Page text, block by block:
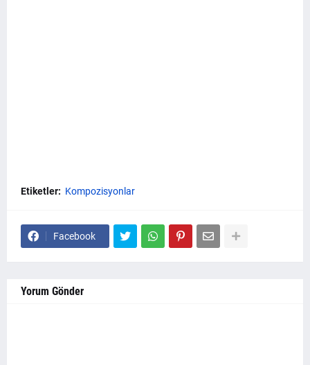
Etiketler: Kompozisyonlar
Facebook
Yorum Gönder